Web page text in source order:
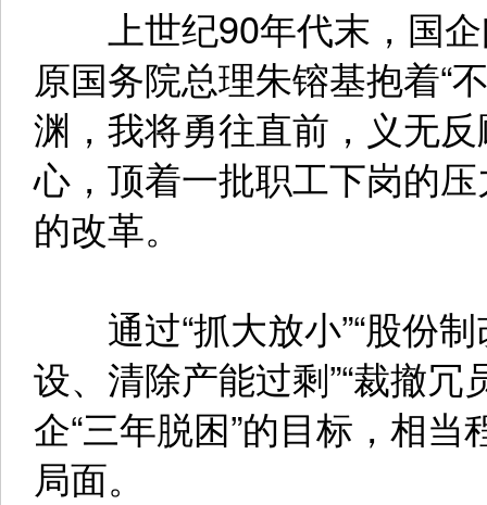
上世纪90年代末，国企
原国务院总理朱镕基抱着“
渊，我将勇往直前，义无
心，顶着一批职工下岗的
的改革。
通过“抓大放小”“股份制
设、清除产能过剩”“裁撤
企“三年脱困”的目标，相
局面。